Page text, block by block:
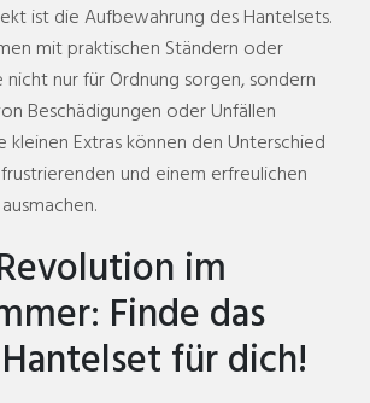
ist die Aufbewahrung des Hantelsets.
mit praktischen Ständern oder
nur für Ordnung sorgen, sondern
Beschädigungen oder Unfällen
kleinen Extras können den Unterschied
und einem erfreulichen
im
Finde das
für dich!